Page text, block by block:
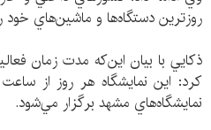
روزترين دستگاه‌ها و ماشين‌هاي خود را
نمايشگاه‌هاي مشهد برگزار مي‌شود.